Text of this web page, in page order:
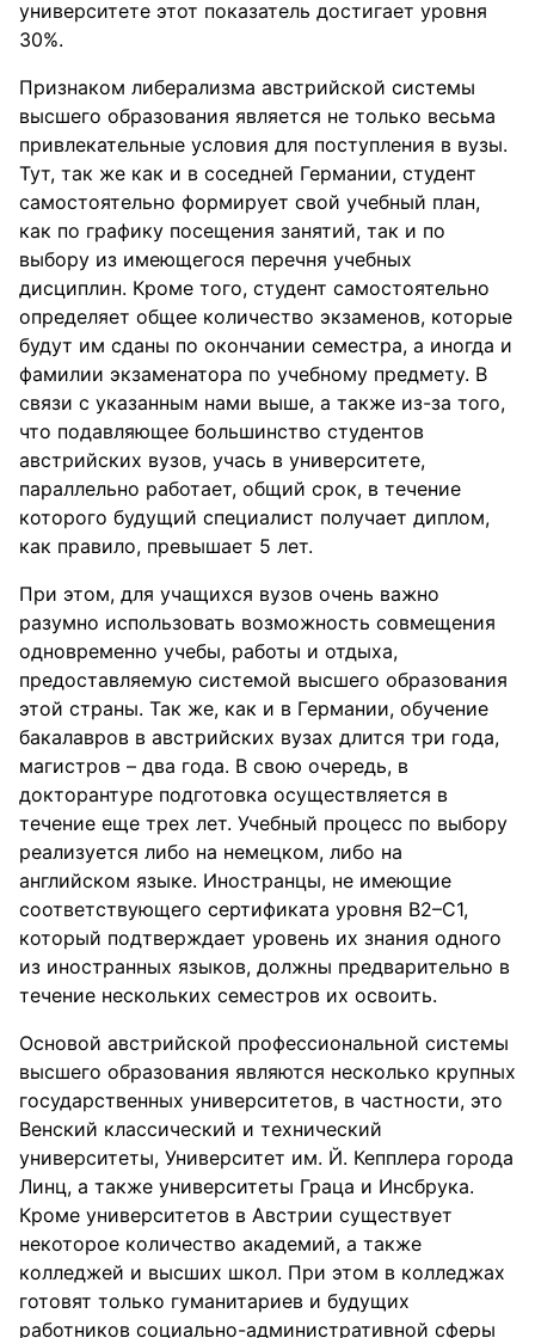
университете этот показатель достигает уровня
30%.
Признаком либерализма австрийской системы
высшего образования является не только весьма
привлекательные условия для поступления в вузы.
Тут, так же как и в соседней Германии, студент
самостоятельно формирует свой учебный план,
как по графику посещения занятий, так и по
выбору из имеющегося перечня учебных
дисциплин. Кроме того, студент самостоятельно
определяет общее количество экзаменов, которые
будут им сданы по окончании семестра, а иногда и
фамилии экзаменатора по учебному предмету. В
связи с указанным нами выше, а также из-за того,
что подавляющее большинство студентов
австрийских вузов, учась в университете,
параллельно работает, общий срок, в течение
которого будущий специалист получает диплом,
как правило, превышает 5 лет.
При этом, для учащихся вузов очень важно
разумно использовать возможность совмещения
одновременно учебы, работы и отдыха,
предоставляемую системой высшего образования
этой страны. Так же, как и в Германии, обучение
бакалавров в австрийских вузах длится три года,
магистров – два года. В свою очередь, в
докторантуре подготовка осуществляется в
течение еще трех лет. Учебный процесс по выбору
реализуется либо на немецком, либо на
английском языке. Иностранцы, не имеющие
соответствующего сертификата уровня В2–С1,
который подтверждает уровень их знания одного
из иностранных языков, должны предварительно в
течение нескольких семестров их освоить.
Основой австрийской профессиональной системы
высшего образования являются несколько крупных
государственных университетов, в частности, это
Венский классический и технический
университеты, Университет им. Й. Кепплера города
Линц, а также университеты Граца и Инсбрука.
Кроме университетов в Австрии существует
некоторое количество академий, а также
колледжей и высших школ. При этом в колледжах
готовят только гуманитариев и будущих
работников социально-административной сферы